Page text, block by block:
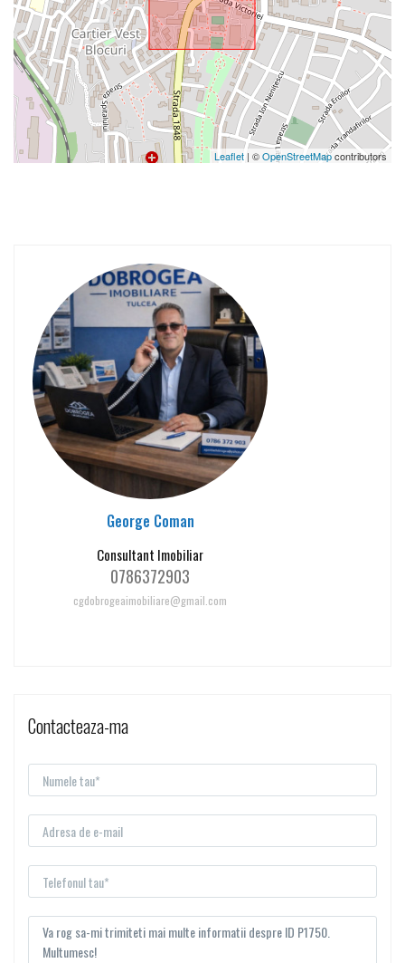
Leaflet | ©OpenStreetMapcontributors
George Coman
Consultant Imobiliar
0786372903
cgdobrogeaimobiliare@gmail.com
Contacteaza-ma